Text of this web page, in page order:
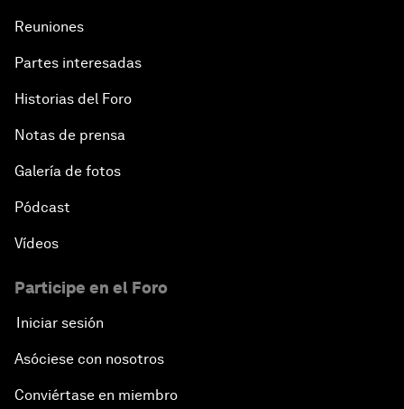
Reuniones
Partes interesadas
Historias del Foro
Notas de prensa
Galería de fotos
Pódcast
Vídeos
Participe en el Foro
Iniciar sesión
Asóciese con nosotros
Conviértase en miembro